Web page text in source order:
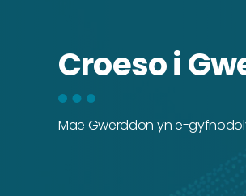
Croeso i
Mae Gwerddon yn e-